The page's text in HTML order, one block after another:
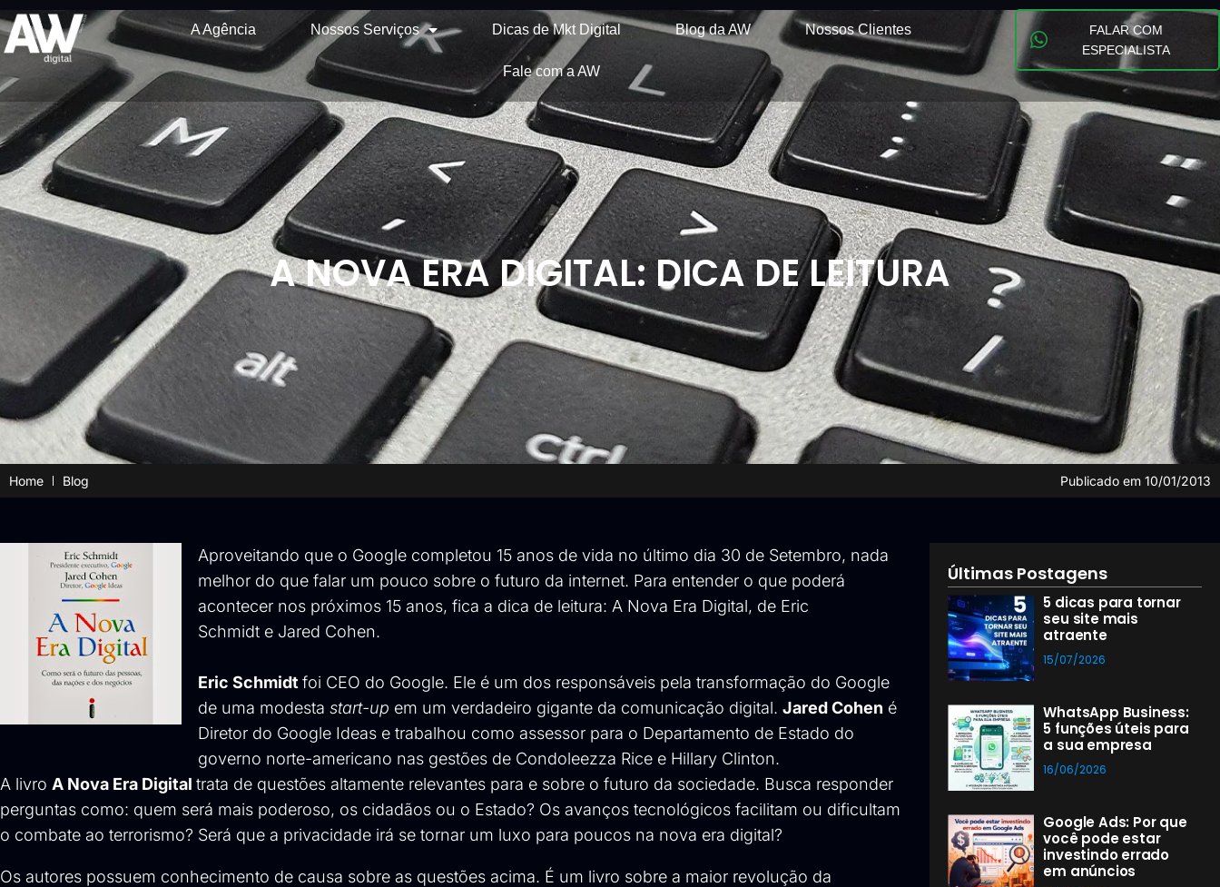
A Agência Nossos Serviços Dicas de Mkt Digital Blog da AW Nossos Clientes
Fale com a AW
FALAR COM
ESPECIALISTA
A NOVA ERA DIGITAL: DICA DE LEITURA
Home Blog Publicado em 10/01/2013
Aproveitando que o Google completou 15 anos de vida no último dia 30 de Setembro, nada
melhor do que falar um pouco sobre o futuro da internet. Para entender o que poderá
acontecer nos próximos 15 anos, fica a dica de leitura: A Nova Era Digital, de Eric
Schmidt e Jared Cohen.
Eric Schmidt foi CEO do Google. Ele é um dos responsáveis pela transformação do Google
de uma modesta start-up em um verdadeiro gigante da comunicação digital. Jared Cohen é
Diretor do Google Ideas e trabalhou como assessor para o Departamento de Estado do
governo norte-americano nas gestões de Condoleezza Rice e Hillary Clinton.
A livro A Nova Era Digital trata de questões altamente relevantes para e sobre o futuro da sociedade. Busca responder
perguntas como: quem será mais poderoso, os cidadãos ou o Estado? Os avanços tecnológicos facilitam ou dificultam
o combate ao terrorismo? Será que a privacidade irá se tornar um luxo para poucos na nova era digital?
Os autores possuem conhecimento de causa sobre as questões acima. É um livro sobre a maior revolução da
Últimas Postagens
5 dicas para tornar
seu site mais
atraente
15/07/2026
WhatsApp Business:
5 funções úteis para
a sua empresa
16/06/2026
Google Ads: Por que
você pode estar
investindo errado
em anúncios